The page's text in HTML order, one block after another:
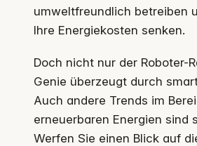
umweltfreundlich betreiben
Ihre Energiekosten senken.
Doch nicht nur der Roboter-
Genie überzeugt durch
Auch andere Trends im
erneuerbaren Energien sind
Werfen Sie einen Blick auf